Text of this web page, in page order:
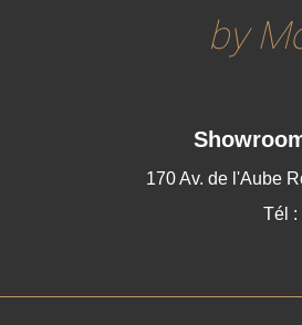
by
170 Av. de l'Aube
Tél :